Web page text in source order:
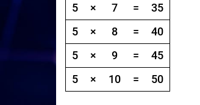
5
× 7 =
35
5
× 8 =
40
5
× 9 =
45
5
× 10 = 50